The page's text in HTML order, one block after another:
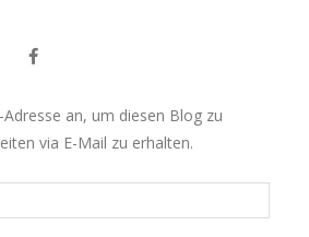
an, um diesen Blog zu
via E-Mail zu erhalten.